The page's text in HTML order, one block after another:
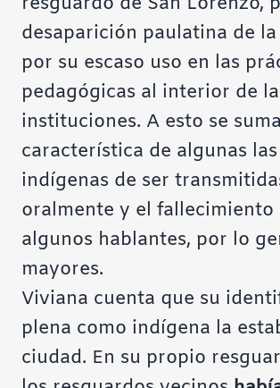
desaparición paulatina de
por su escaso uso en las
pedagógicas al interior de
instituciones. A esto se
característica de algunas
indígenas de ser
oralmente y el fallecimiento
algunos hablantes, por lo
mayores.
Viviana cuenta que su
plena como indígena la
ciudad. En su propio